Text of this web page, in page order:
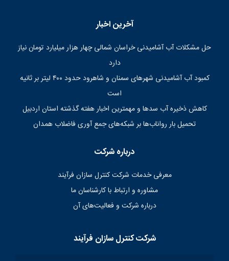
آخرین اخبار
حل مشکلات آب آشامیدنی خراسان شمالی چهار هزار میلیارد تومان نیاز
دارد
کمبود آب آشامیدنی شهرهای سمنان و شاهرود حدود ۴۰۰ لیتر بر ثانیه
است
کاهش ذخیره آب سدها و مهمترین اخبار هفته گذشته استان اردبیل
تحمیل بار رواناب‌ها بر شبکه‌های جمع آوری فاضلاب همدان
درباره شرکت
معرفی خدمات شرکت کنترل سازان فرآیند
مشاوره و ارتباط با کارشناسان ما
درباره شرکت و فعالیت‌های آن
شرکت کنترل سازان فرآیند